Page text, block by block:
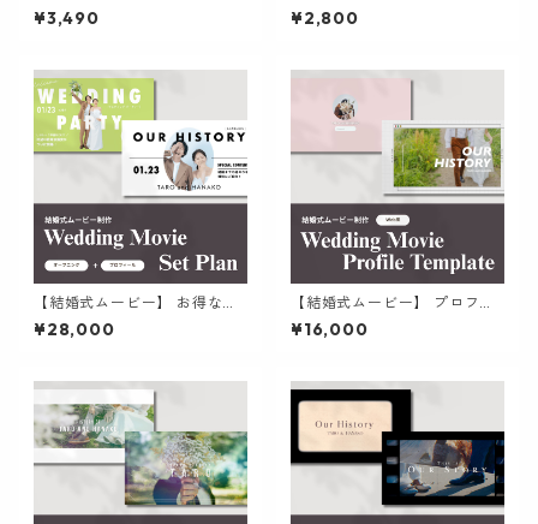
作る 自作 オープニングムービ
ー テンプレート | 結婚式 シン
¥3,490
作る 自作 オープニングムービ
ー テンプレート | 結婚式 シン
¥2,800
【結婚式ムービー】 お得なセ
ットプラン | お好みのテンプレ
を選んでつくる オープニング
¥28,000
【結婚式ムービー】 プロフィ
ールムービー | 少し変わったオ
リジナリティのWeb×インスタ
¥16,000